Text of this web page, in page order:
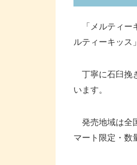
「メルティー
ルティーキッス
丁寧に石臼挽
います。
発売地域は全
マート限定・数